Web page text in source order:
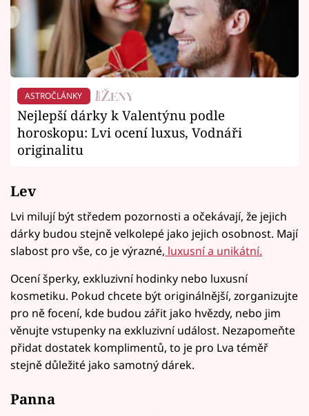
ASTROČLÁNKY
Nejlepší dárky k Valentýnu podle
horoskopu: Lvi ocení luxus, Vodnáři
originalitu
Lev
Lvi milují být středem pozornosti a očekávají, že jejich
dárky budou stejně velkolepé jako jejich osobnost. Mají
slabost pro vše, co je výrazné, luxusní a unikátní.
Ocení šperky, exkluzivní hodinky nebo luxusní
kosmetiku. Pokud chcete být originálnější, zorganizujte
pro ně focení, kde budou zářit jako hvězdy, nebo jim
věnujte vstupenky na exkluzivní událost. Nezapomeňte
přidat dostatek komplimentů, to je pro Lva téměř
stejně důležité jako samotný dárek.
Panna